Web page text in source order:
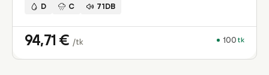
D C 71DB
94,71 € /tk 100 tk